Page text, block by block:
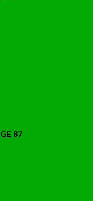
87